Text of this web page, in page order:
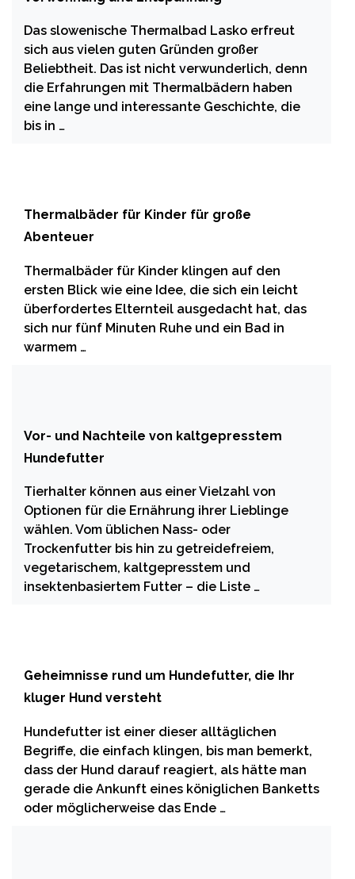
Das slowenische Thermalbad Lasko erfreut
sich aus vielen guten Gründen großer
Beliebtheit. Das ist nicht verwunderlich, denn
die Erfahrungen mit Thermalbädern haben
eine lange und interessante Geschichte, die
bis in …
Thermalbäder für Kinder für große
Abenteuer
Thermalbäder für Kinder klingen auf den
ersten Blick wie eine Idee, die sich ein leicht
überfordertes Elternteil ausgedacht hat, das
sich nur fünf Minuten Ruhe und ein Bad in
warmem …
Vor- und Nachteile von kaltgepresstem
Hundefutter
Tierhalter können aus einer Vielzahl von
Optionen für die Ernährung ihrer Lieblinge
wählen. Vom üblichen Nass- oder
Trockenfutter bis hin zu getreidefreiem,
vegetarischem, kaltgepresstem und
insektenbasiertem Futter – die Liste …
Geheimnisse rund um Hundefutter, die Ihr
kluger Hund versteht
Hundefutter ist einer dieser alltäglichen
Begriffe, die einfach klingen, bis man bemerkt,
dass der Hund darauf reagiert, als hätte man
gerade die Ankunft eines königlichen Banketts
oder möglicherweise das Ende …